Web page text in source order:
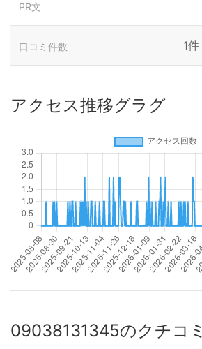
PR文
口コミ件数 1件
アクセス推移グラグ
09038131345のクチコミ